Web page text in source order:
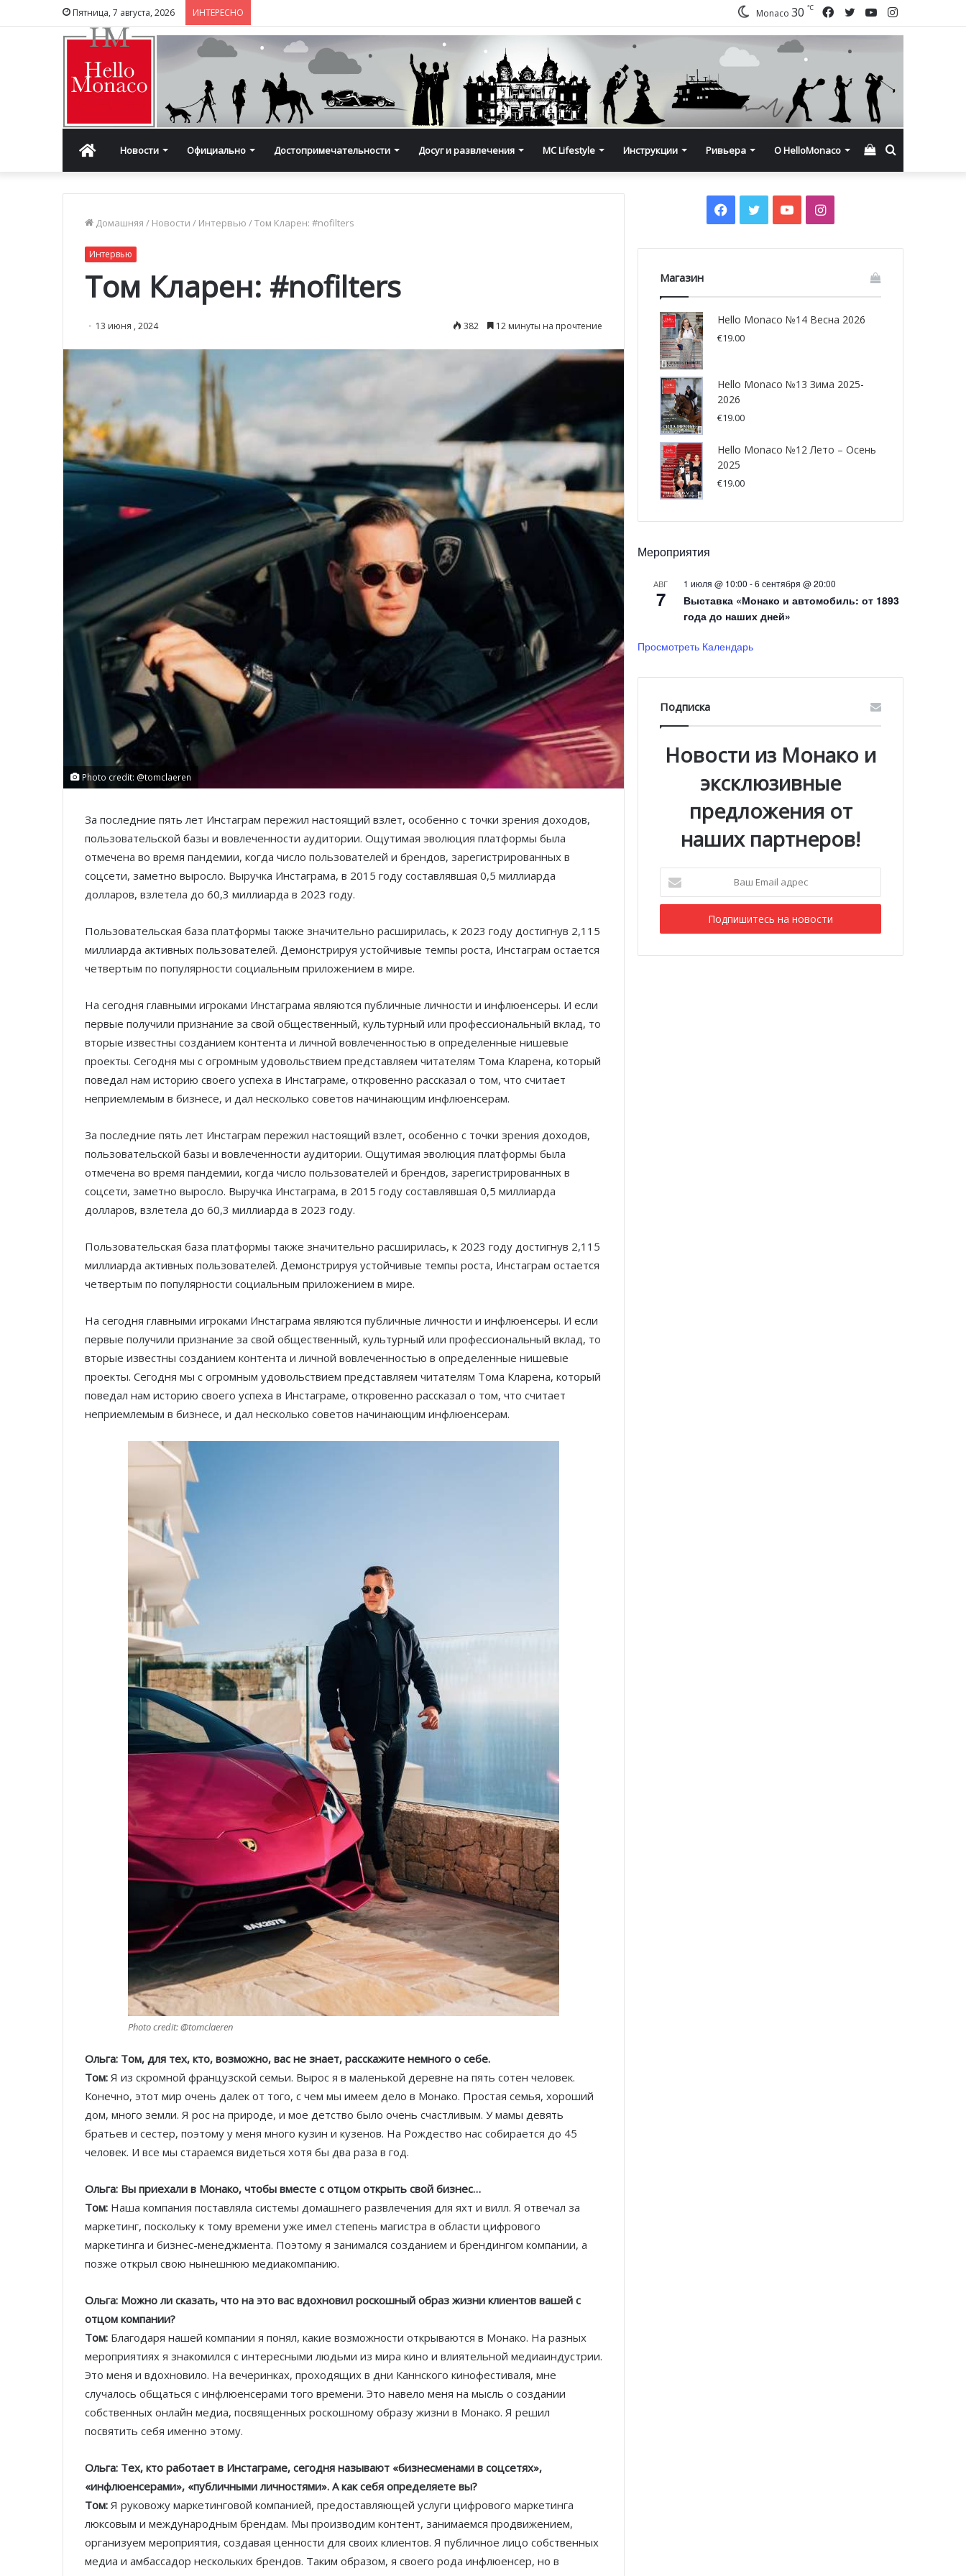
Пятница, 7 августа, 2026 ИНТЕРЕСНО Instagram
YouTube
Twitter
Facebook
Monaco 30 ℃
ГлавнаяНовости Официально Достопримечательности Досуг и развлечения MC Lifestyle Инструкции Ривьера О HelloMonaco Смотреть
Домашняя / Новости / Интервью /Том Кларен: #nofilters
Интервью
Том Кларен: #nofilters
13 июня , 2024 382 12 минуты на прочтение
Photo credit: @tomclaeren
За последние пять лет Инстаграм пережил настоящий взлет, особенно с точки зрения доходов,
пользовательской базы и вовлеченности аудитории. Ощутимая эволюция платформы была
отмечена во время пандемии, когда число пользователей и брендов, зарегистрированных в
соцсети, заметно выросло. Выручка Инстаграма, в 2015 году составлявшая 0,5 миллиарда
долларов, взлетела до 60,3 миллиарда в 2023 году.
Пользовательская база платформы также значительно расширилась, к 2023 году достигнув 2,115
миллиарда активных пользователей. Демонстрируя устойчивые темпы роста, Инстаграм остается
четвертым по популярности социальным приложением в мире.
На сегодня главными игроками Инстаграма являются публичные личности и инфлюенсеры. И если
первые получили признание за свой общественный, культурный или профессиональный вклад, то
вторые известны созданием контента и личной вовлеченностью в определенные нишевые
проекты. Сегодня мы с огромным удовольствием представляем читателям Тома Кларена, который
поведал нам историю своего успеха в Инстаграме, откровенно рассказал о том, что считает
неприемлемым в бизнесе, и дал несколько советов начинающим инфлюенсерам.
За последние пять лет Инстаграм пережил настоящий взлет, особенно с точки зрения доходов,
пользовательской базы и вовлеченности аудитории. Ощутимая эволюция платформы была
отмечена во время пандемии, когда число пользователей и брендов, зарегистрированных в
соцсети, заметно выросло. Выручка Инстаграма, в 2015 году составлявшая 0,5 миллиарда
долларов, взлетела до 60,3 миллиарда в 2023 году.
Пользовательская база платформы также значительно расширилась, к 2023 году достигнув 2,115
миллиарда активных пользователей. Демонстрируя устойчивые темпы роста, Инстаграм остается
четвертым по популярности социальным приложением в мире.
На сегодня главными игроками Инстаграма являются публичные личности и инфлюенсеры. И если
первые получили признание за свой общественный, культурный или профессиональный вклад, то
вторые известны созданием контента и личной вовлеченностью в определенные нишевые
проекты. Сегодня мы с огромным удовольствием представляем читателям Тома Кларена, который
поведал нам историю своего успеха в Инстаграме, откровенно рассказал о том, что считает
неприемлемым в бизнесе, и дал несколько советов начинающим инфлюенсерам.
Photo credit: @tomclaeren
Ольга: Том, для тех, кто, возможно, вас не знает, расскажите немного о себе.
Том: Я из скромной французской семьи. Вырос я в маленькой деревне на пять сотен человек.
Конечно, этот мир очень далек от того, с чем мы имеем дело в Монако. Простая семья, хороший
дом, много земли. Я рос на природе, и мое детство было очень счастливым. У мамы девять
братьев и сестер, поэтому у меня много кузин и кузенов. На Рождество нас собирается до 45
человек. И все мы стараемся видеться хотя бы два раза в год.
Ольга: Вы приехали в Монако, чтобы вместе с отцом открыть свой бизнес…
Том: Наша компания поставляла системы домашнего развлечения для яхт и вилл. Я отвечал за
маркетинг, поскольку к тому времени уже имел степень магистра в области цифрового
маркетинга и бизнес-менеджмента. Поэтому я занимался созданием и брендингом компании, а
позже открыл свою нынешнюю медиакомпанию.
Ольга: Можно ли сказать, что на это вас вдохновил роскошный образ жизни клиентов вашей с
отцом компании?
Том: Благодаря нашей компании я понял, какие возможности открываются в Монако. На разных
мероприятиях я знакомился с интересными людьми из мира кино и влиятельной медиаиндустрии.
Это меня и вдохновило. На вечеринках, проходящих в дни Каннского кинофестиваля, мне
случалось общаться с инфлюенсерами того времени. Это навело меня на мысль о создании
собственных онлайн медиа, посвященных роскошному образу жизни в Монако. Я решил
посвятить себя именно этому.
Ольга: Тех, кто работает в Инстаграме, сегодня называют «бизнесменами в соцсетях»,
«инфлюенсерами», «публичными личностями». А как себя определяете вы?
Том: Я руковожу маркетинговой компанией, предоставляющей услуги цифрового маркетинга
люксовым и международным брендам. Мы производим контент, занимаемся продвижением,
организуем мероприятия, создавая ценности для своих клиентов. Я публичное лицо собственных
медиа и амбассадор нескольких брендов. Таким образом, я своего рода инфлюенсер, но в
Facebook
TwitterYouTubeInstagram
Магазин
Hello Monaco №14 Весна 2026
€19.00
Hello Monaco №13 Зима 2025-
2026
€19.00
Hello Monaco №12 Лето – Осень
2025
€19.00
Мероприятия
АВГ
7
1 июля @ 10:00 -6 сентября @ 20:00
Выставка «Монако и автомобиль: от 1893
года до наших дней»
Просмотреть Календарь
Подписка
Новости из Монако и
эксклюзивные
предложения от
наших партнеров!
Email
адрес